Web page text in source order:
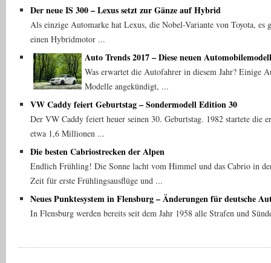
Der neue IS 300 – Lexus setzt zur Gänze auf Hybrid
Als einzige Automarke hat Lexus, die Nobel-Variante von Toyota, es
einen Hybridmotor ...
Auto Trends 2017 – Diese neuen
Was erwartet die Autofahrer in diesem Jahr? Einige
Modelle angekündigt, ...
VW Caddy feiert Geburtstag – Sondermodell Edition 30
Der VW Caddy feiert heuer seinen 30. Geburtstag. 1982 startete die
etwa 1,6 Millionen ...
Die besten Cabriostrecken der Alpen
Endlich Frühling! Die Sonne lacht vom Himmel und das Cabrio in
Zeit für erste Frühlingsausflüge und ...
Neues Punktesystem in Flensburg – Änderungen für deutsche
In Flensburg werden bereits seit dem Jahr 1958 alle Strafen und